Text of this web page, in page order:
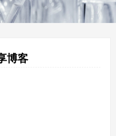
博客